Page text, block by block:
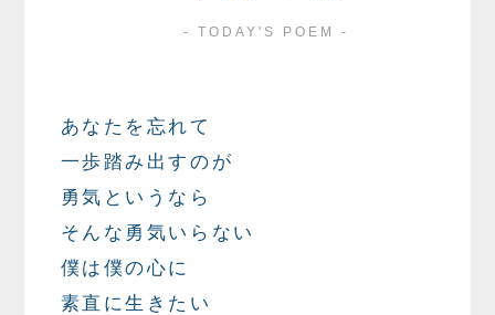
- TODAY'S POEM -
あなたを忘れて
一歩踏み出すのが
勇気というなら
そんな勇気いらない
僕は僕の心に
素直に生きたい